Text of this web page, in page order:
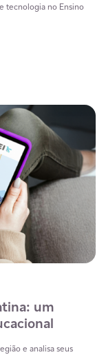
tecnologia no Ensino
um
e analisa seus